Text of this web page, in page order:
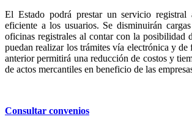
El Estado podrá prestar un servicio registral
eficiente a los usuarios. Se disminuirán
oficinas registrales al contar con la posibilidad
puedan realizar los trámites vía electrónica y
anterior permitirá una reducción de costos y
de actos mercantiles en beneficio de las
Consultar convenios